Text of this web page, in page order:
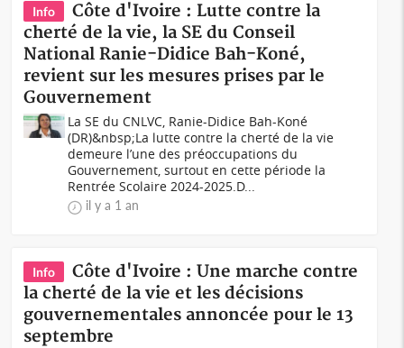
Info
Côte d'Ivoire : Lutte contre la
cherté de la vie, la SE du Conseil
National Ranie-Didice Bah-Koné,
revient sur les mesures prises par le
Gouvernement
La SE du CNLVC, Ranie-Didice Bah-Koné
(DR)&nbsp;La lutte contre la cherté de la vie
demeure l’une des préoccupations du
Gouvernement, surtout en cette période la
Rentrée Scolaire 2024-2025.D...
il y a 1 an
Info
Côte d'Ivoire : Une marche contre
la cherté de la vie et les décisions
gouvernementales annoncée pour le 13
septembre